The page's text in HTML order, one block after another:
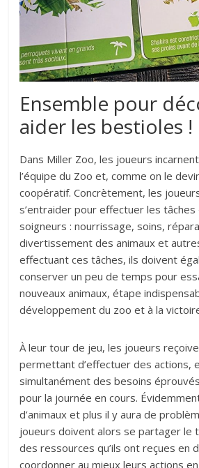
Ensemble pour
aider les bestioles !
Dans Miller Zoo, les joueurs
l’équipe du Zoo et, comme on le
coopératif. Concrètement, les
s’entraider pour effectuer les
soigneurs : nourrissage, soins,
divertissement des animaux et
effectuant ces tâches, ils doivent
conserver un peu de temps pour
nouveaux animaux, étape
développement du zoo et à la
À leur tour de jeu, les joueurs
permettant d’effectuer des actions,
simultanément des besoins
pour la journée en cours.
d’animaux et plus il y aura de
joueurs doivent alors se partager le
des ressources qu’ils ont reçues en
coordonner au mieux leurs actions